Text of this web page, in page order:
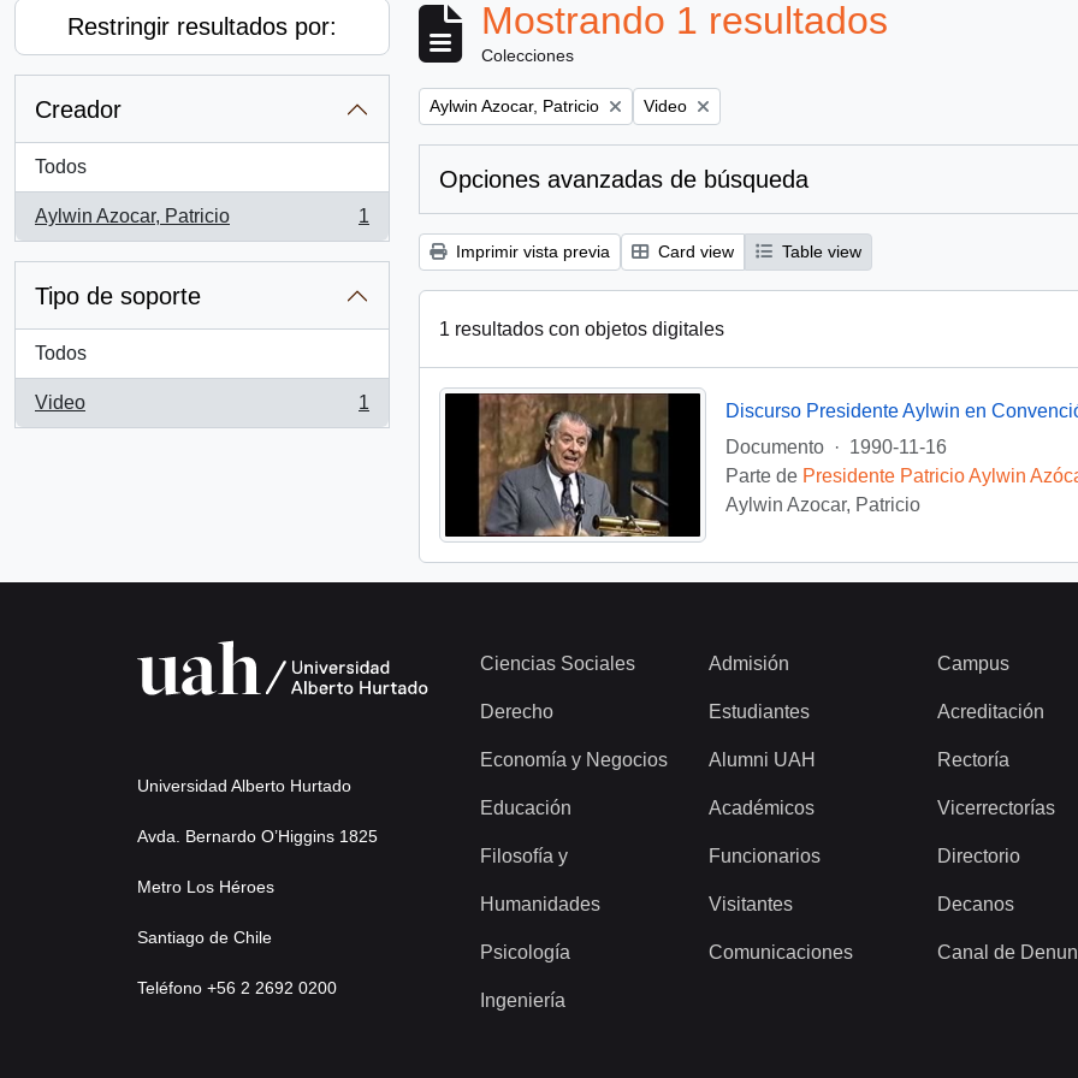
Restringir resultados por:
Creador
Todos
Aylwin Azocar, Patricio
, 1 resultados
1
Tipo de soporte
Todos
Video
, 1 resultados
1
Mostrando 1 resultados
Colecciones
Remove filter:
Aylwin Azocar, Patricio Remove filter:
Video
Opciones avanzadas de búsqueda
Imprimir vista previa Card view Table view
1 resultados con objetos digitales
Discurso Presidente Aylwin en
Documento
· 1990-11-16
Parte de Presidente Patricio Aylwin
Aylwin Azocar, Patricio
Universidad Alberto Hurtado
Avda. Bernardo O’Higgins 1825
Metro Los Héroes
Santiago de Chile
Teléfono +56 2 2692 0200
Ciencias Sociales
Derecho
Economía y Negocios
Educación
Filosofía y
Humanidades
Psicología
Ingeniería
Admisión
Estudiantes
Alumni UAH
Académicos
Funcionarios
Visitantes
Comunicaciones
Campus
Acreditación
Rectoría
Vicerrectorías
Directorio
Decanos
Canal de